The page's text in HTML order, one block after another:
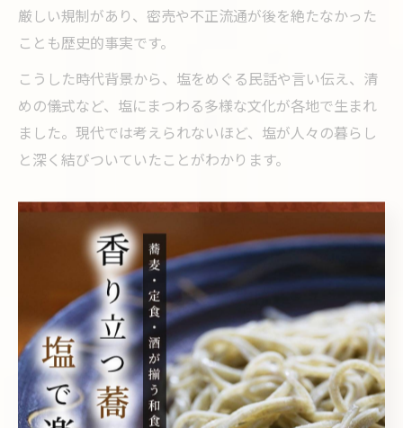
厳しい規制があり、密売や不正流通が後を絶たなかった
ことも歴史的事実です。
こうした時代背景から、塩をめぐる民話や言い伝え、清
めの儀式など、塩にまつわる多様な文化が各地で生まれ
ました。現代では考えられないほど、塩が人々の暮らし
と深く結びついていたことがわかります。
古代から現代へ続く塩文化の変遷とは
塩文化の伝承が生活様式に与えた変化を解説
塩は古代から人々の生活の核となってきた調味料であ
り、単なる味付けを超えた存在です。塩が伝承されてき
た背景には、保存や防腐の役割が大きく、これが食生活
や保存技術に革命をもたらしました。たとえば、魚や野